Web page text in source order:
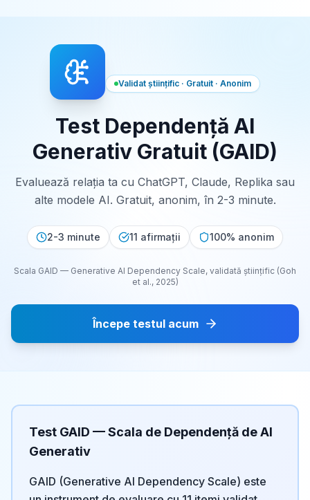
Validat științific · Gratuit · Anonim
Test Dependență AI
Generativ Gratuit (GAID)
Evaluează relația ta cu ChatGPT, Claude, Replika sau
alte modele AI. Gratuit, anonim, în 2-3 minute.
2-3 minute 11 afirmații 100% anonim
Scala GAID — Generative AI Dependency Scale, validată științific (Goh
et al., 2025)
Începe testul acum
Test GAID — Scala de Dependență de AI
Generativ
GAID (Generative AI Dependency Scale) este